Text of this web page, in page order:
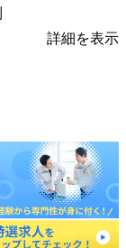
詳細を表示